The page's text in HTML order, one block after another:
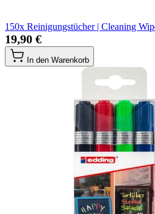
150x Reinigungstücher | Cleaning
19,90 €
In den Warenkorb